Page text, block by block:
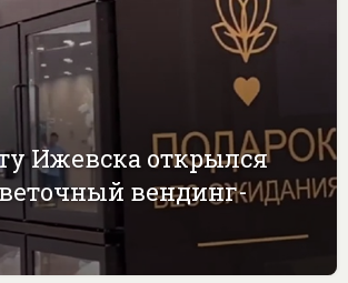
Ижевска открылся
вендинг-